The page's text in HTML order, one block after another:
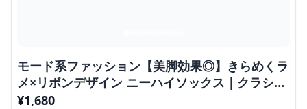
モード系ファッション【美脚効果◎】きらめくラ
メ×リボンデザイン ニーハイソックス｜クラシカ
ルモードな膝下レングス
¥1,680